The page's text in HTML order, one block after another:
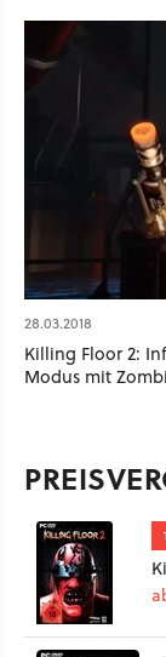
28.03.2018
Killing Floor 2:
Modus mit